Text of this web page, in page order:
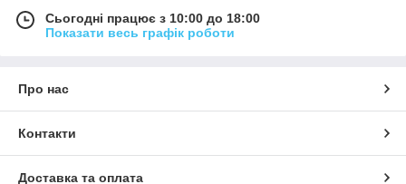
Сьогодні працює з 10:00 до 18:00
Показати весь графік роботи
Про нас
Контакти
Доставка та оплата